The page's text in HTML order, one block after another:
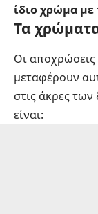
ίδιο χρώμα με
Τα
Οι αποχρώσεις
μεταφέρουν
στις άκρες
είναι: